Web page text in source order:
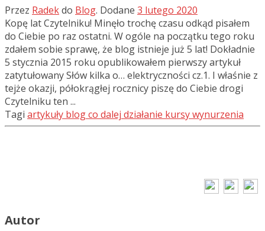
Przez Radekdo Blog. Dodane 3 lutego 2020
Kopę lat Czytelniku! Minęło trochę czasu odkąd pisałem
do Ciebie po raz ostatni. W ogóle na początku tego roku
zdałem sobie sprawę, że blog istnieje już 5 lat! Dokładnie
5 stycznia 2015 roku opublikowałem pierwszy artykuł
zatytułowany Słów kilka o… elektryczności cz.1. I właśnie z
tejże okazji, półokrągłej rocznicy piszę do Ciebie drogi
Czytelniku ten ...
Tagi artykuły blogco dalej działanie kursywynurzenia
Autor